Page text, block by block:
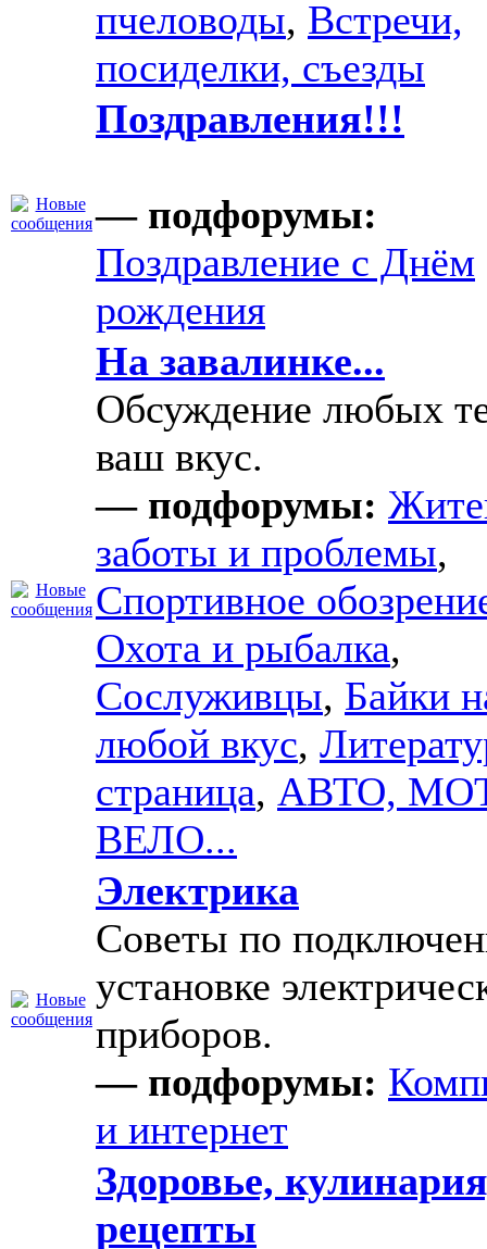
пчеловоды, Встречи,
посиделки, съезды
Поздравления!!!
— подфорумы:
Поздравление с Днём
рождения
На завалинке...
Обсуждение любых
ваш вкус.
— подфорумы:
заботы и проблемы,
Спортивное
Охота и рыбалка,
Сослуживцы, Байки
любой вкус,
страница, АВТО,
ВЕЛО...
Электрика
Советы по
установке
приборов.
— подфорумы:
и интернет
Здоровье,
рецепты